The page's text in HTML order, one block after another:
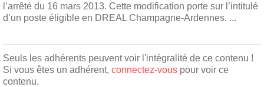
l’arrêté du 16 mars 2013. Cette modification porte sur l’intitulé
d’un poste éligible en DREAL Champagne-Ardennes. ...
Seuls les adhérents peuvent voir l'intégralité de ce contenu !
Si vous êtes un adhérent, connectez-vous pour voir ce
contenu.